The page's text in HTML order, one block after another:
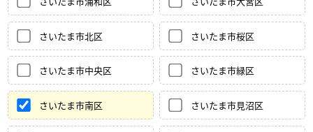
さいたま市北区 さいたま市桜区
さいたま市中央区 さいたま市緑区
さいたま市南区 さいたま市見沼区